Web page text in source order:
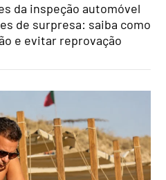
da inspeção automóvel
de surpresa: saiba como
e evitar reprovação